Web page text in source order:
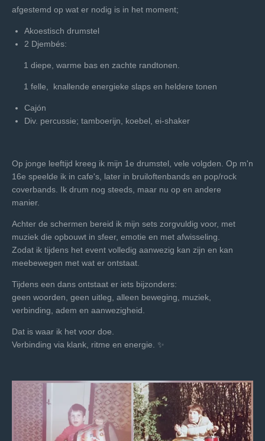
afgestemd op wat er nodig is in het moment;
Akoestisch drumstel
2 Djembés:
1 diepe, warme bas en zachte randtonen.
1 felle, knallende energieke slaps en heldere tonen
Cajón
Div. percussie; tamboerijn, koebel, ei-shaker
Op jonge leeftijd kreeg ik mijn 1e drumstel, vele volgden. Op m'n
16e speelde ik in cafe's, later in bruiloftenbands en pop/rock
coverbands. Ik drum nog steeds, maar nu op en andere
manier.
Achter de schermen bereid ik mijn sets zorgvuldig voor, met
muziek die opbouwt in sfeer, emotie en met afwisseling.
Zodat ik tijdens het event volledig aanwezig kan zijn en kan
meebewegen met wat er ontstaat.
Tijdens een dans ontstaat er iets bijzonders:
geen woorden, geen uitleg, alleen beweging, muziek,
verbinding, adem en aanwezigheid.
Dat is waar ik het voor doe.
Verbinding via klank, ritme en energie. ✨